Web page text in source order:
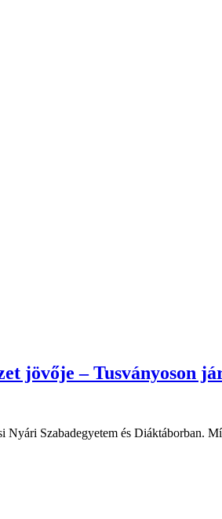
jövője – Tusványoson
Szabadegyetem és Diáktáborban.